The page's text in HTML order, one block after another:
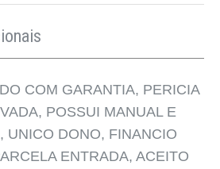
COM GARANTIA, PERICIA
POSSUI MANUAL E
UNICO DONO, FINANCIO
ENTRADA, ACEITO